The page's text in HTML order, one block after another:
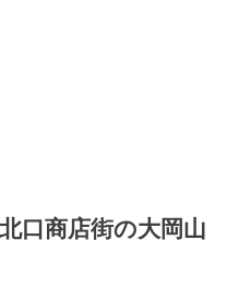
口商店街の大岡山